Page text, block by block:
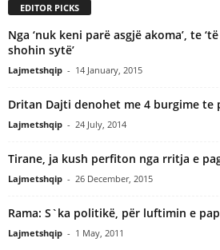
EDITOR PICKS
Nga ‘nuk keni parë asgjë akoma’, te
shohin sytë’
Lajmetshqip - 14 January, 2015
Dritan Dajti denohet me 4 burgime te
Lajmetshqip - 24 July, 2014
Tirane, ja kush perfiton nga rritja e
Lajmetshqip - 26 December, 2015
Rama: S`ka politikë, për luftimin e
Lajmetshqip - 1 May, 2011